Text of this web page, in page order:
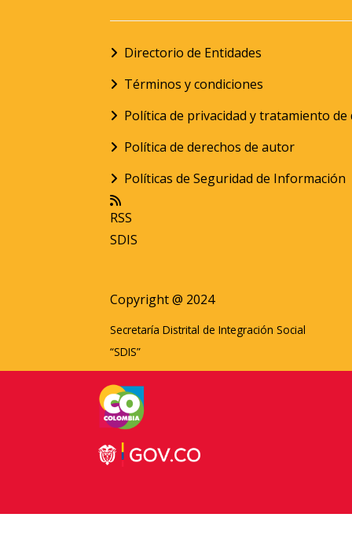
Directorio de Entidades
Términos y condiciones
Política de privacidad y tratamiento
Política de derechos de autor
Políticas de Seguridad de Información
RSS
SDIS
Copyright @ 2024
Secretaría Distrital de Integración Social
“SDIS”